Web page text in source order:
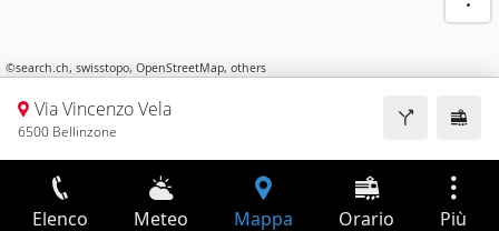
©search.ch, swisstopo, OpenStreetMap, others
Via Vincenzo Vela
6500 Bellinzone
Elenco Meteo Mappa Orario Più